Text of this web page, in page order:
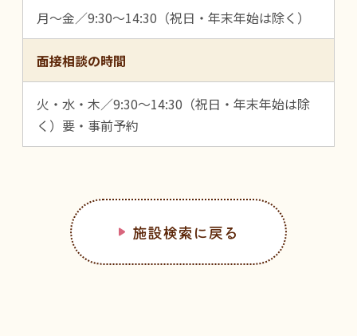
月～金／9:30～14:30（祝日・年末年始は除く）
面接相談の時間
火・水・木／9:30～14:30（祝日・年末年始は除
く）要・事前予約
施設検索に戻る